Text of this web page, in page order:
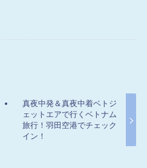
真夜中発＆真夜中着ベトジ
ェットエアで行くベトナム
旅行！羽田空港でチェック
イン！